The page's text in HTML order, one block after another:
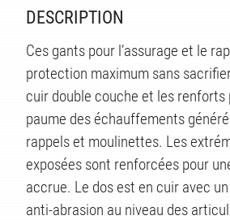
DESCRIPTION
Ces gants pour l’assurage et le
protection maximum sans
cuir double couche et les renforts
paume des échauffements
rappels et moulinettes. Les
exposées sont renforcées pour
accrue. Le dos est en cuir avec
anti-abrasion au niveau des